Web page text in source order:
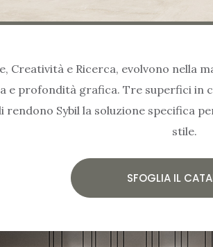
Creatività e Ricerca, evolvono nella
e profondità grafica. Tre superfici in
rendono Sybil la soluzione specifica
stile.
SFOGLIA IL